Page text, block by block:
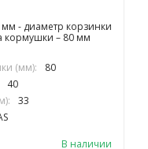
- диаметр корзинки
кормушки – 80 мм
(мм):
80
40
33
В наличии